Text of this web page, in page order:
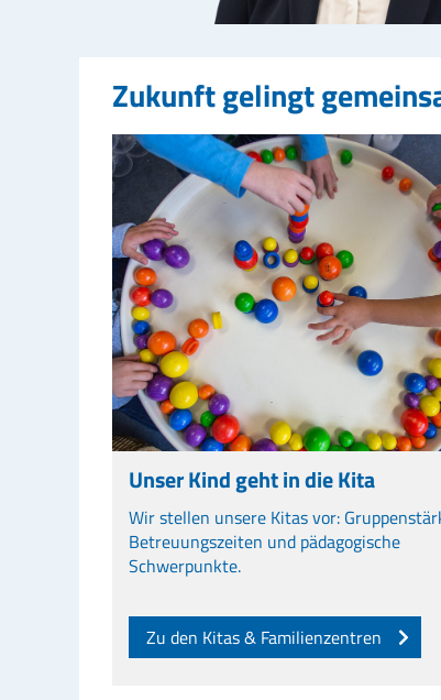
Zukunft gelingt
Unser Kind geht in die Kita
Wir stellen unsere Kitas vor:
Betreuungszeiten und pädagogische
Schwerpunkte.
Zu den Kitas & Familienzentren